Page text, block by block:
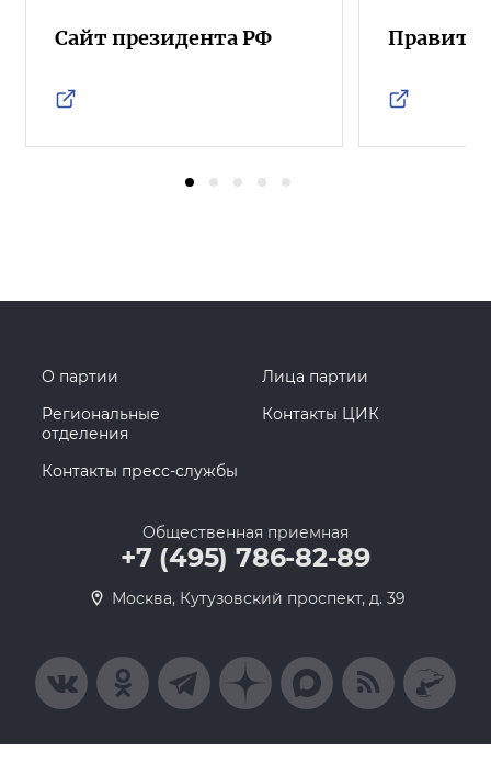
Сайт президента РФ
О партии
Лица партии
Региональные
отделения
Контакты ЦИК
Контакты пресс-службы
Общественная приемная
+7 (495) 786-82-89
Москва, Кутузовский проспект, д. 39